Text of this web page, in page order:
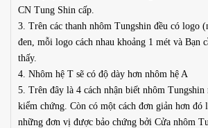
CN Tung Shin cấp.
3. Trên các thanh nhôm Tungshin đều có logo
đen, mỗi logo cách nhau khoảng 1 mét và Bạn
thấy.
4. Nhôm hệ T sẽ có độ dày hơn nhôm hệ A
5. Trên đây là 4 cách nhận biết nhôm Tungshin
kiểm chứng. Còn có một cách đơn giản hơn đó
những đơn vị được bảo chứng bởi Cửa nhôm